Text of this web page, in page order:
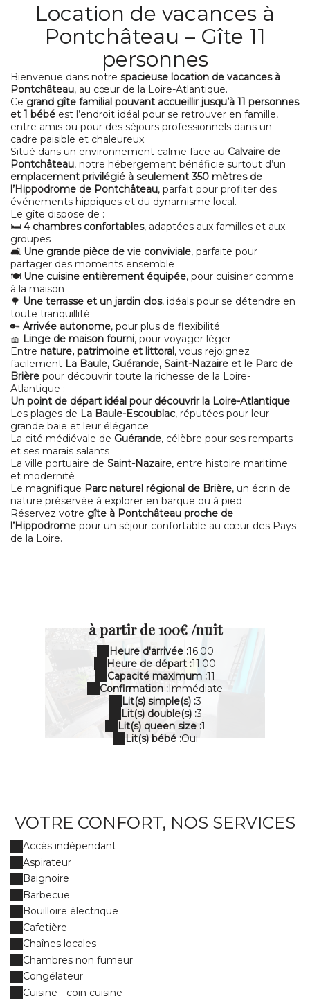
Location de vacances à
Pontchâteau – Gîte 11
personnes
Bienvenue dans notre spacieuse location de vacances à
Pontchâteau, au cœur de la Loire-Atlantique.
Ce grand gîte familial pouvant accueillir jusqu’à 11 personnes
et 1 bébé est l’endroit idéal pour se retrouver en famille,
entre amis ou pour des séjours professionnels dans un
cadre paisible et chaleureux.
Situé dans un environnement calme face au Calvaire de
Pontchâteau, notre hébergement bénéficie surtout d’un
emplacement privilégié à seulement 350 mètres de
l’Hippodrome de Pontchâteau, parfait pour profiter des
événements hippiques et du dynamisme local.
Le gîte dispose de :
🛏️ 4 chambres confortables, adaptées aux familles et aux
groupes
🛋️ Une grande pièce de vie conviviale, parfaite pour
partager des moments ensemble
🍽️ Une cuisine entièrement équipée, pour cuisiner comme
à la maison
🌳 Une terrasse et un jardin clos, idéals pour se détendre en
toute tranquillité
🔑 Arrivée autonome, pour plus de flexibilité
🧺 Linge de maison fourni, pour voyager léger
Entre nature, patrimoine et littoral , vous rejoignez
facilement La Baule, Guérande, Saint-Nazaire et le Parc de
Brière pour découvrir toute la richesse de la Loire-
Atlantique :
Un point de départ idéal pour découvrir la Loire-Atlantique
Les plages de La Baule-Escoublac, réputées pour leur
grande baie et leur élégance
La cité médiévale de Guérande, célèbre pour ses remparts
et ses marais salants
La ville portuaire de Saint-Nazaire, entre histoire maritime
et modernité
Le magnifique Parc naturel régional de Brière, un écrin de
nature préservée à explorer en barque ou à pied
Réservez votre gîte à Pontchâteau proche de
l’Hippodrome pour un séjour confortable au cœur des Pays
de la Loire.
à partir de100€ /nuit
Heure d'arrivée :16:00
Heure de départ :11:00
Capacité maximum :11
Confirmation :Immédiate
Lit(s) simple(s) :3
Lit(s) double(s) :3
Lit(s) queen size :1
Lit(s) bébé :Oui
VOTRE CONFORT, NOS SERVICES
Accès indépendant
Aspirateur
Baignoire
Barbecue
Bouilloire électrique
Cafetière
Chaînes locales
Chambres non fumeur
Congélateur
Cuisine - coin cuisine